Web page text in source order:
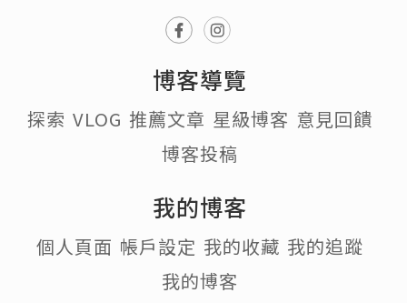
博客導覽
探索 VLOG 推薦文章 星級博客 意見回饋
博客投稿
我的博客
個人頁面 帳戶設定 我的收藏 我的追蹤
我的博客